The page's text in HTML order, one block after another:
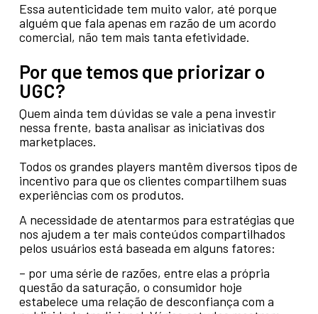
Essa autenticidade tem muito valor, até porque
alguém que fala apenas em razão de um acordo
comercial, não tem mais tanta efetividade.
Por que temos que priorizar o
UGC?
Quem ainda tem dúvidas se vale a pena investir
nessa frente, basta analisar as iniciativas dos
marketplaces.
Todos os grandes players mantêm diversos tipos de
incentivo para que os clientes compartilhem suas
experiências com os produtos.
A necessidade de atentarmos para estratégias que
nos ajudem a ter mais conteúdos compartilhados
pelos usuários está baseada em alguns fatores:
– por uma série de razões, entre elas a própria
questão da saturação, o consumidor hoje
estabelece uma relação de desconfiança com a